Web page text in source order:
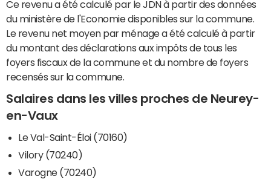
Ce revenu a été calculé par le JDN à partir des données
du ministère de l'Economie disponibles sur la commune.
Le revenu net moyen par ménage a été calculé à partir
du montant des déclarations aux impôts de tous les
foyers fiscaux de la commune et du nombre de foyers
recensés sur la commune.
Salaires dans les villes proches de Neurey-
en-Vaux
Le Val-Saint-Éloi (70160)
Vilory (70240)
Varogne (70240)